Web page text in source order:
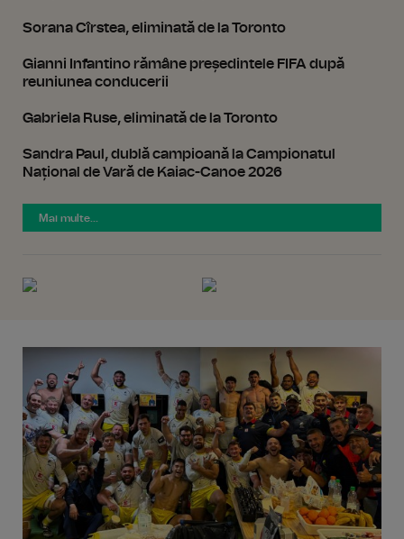
Sorana Cîrstea, eliminată de la Toronto
Gianni Infantino rămâne președintele FIFA după
reuniunea conducerii
Gabriela Ruse, eliminată de la Toronto
Sandra Paul, dublă campioană la Campionatul
Național de Vară de Kaiac-Canoe 2026
Mai multe...